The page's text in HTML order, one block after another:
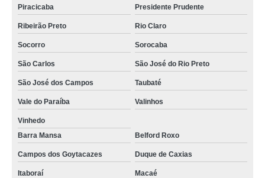
Piracicaba Presidente Prudente
Ribeirão Preto Rio Claro
Socorro Sorocaba
São Carlos São José do Rio Preto
São José dos Campos Taubaté
Vale do Paraíba Valinhos
Vinhedo
Barra Mansa
Belford Roxo
Campos dos Goytacazes Duque de Caxias
Itaboraí Macaé